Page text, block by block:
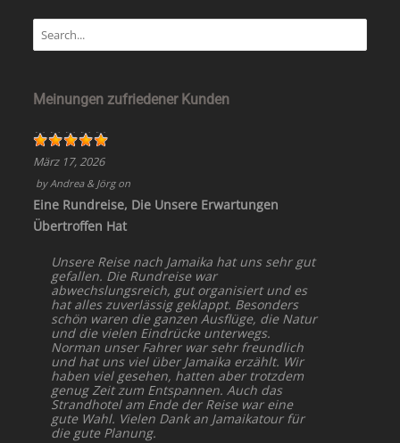
Meinungen zufriedener Kunden
März 17, 2026
byAndrea & Jörgon
Eine Rundreise, Die Unsere Erwartungen
Übertroffen Hat
Unsere Reise nach Jamaika hat uns sehr gut
gefallen. Die Rundreise war
abwechslungsreich, gut organisiert und es
hat alles zuverlässig geklappt. Besonders
schön waren die ganzen Ausflüge, die Natur
und die vielen Eindrücke unterwegs.
Norman unser Fahrer war sehr freundlich
und hat uns viel über Jamaika erzählt. Wir
haben viel gesehen, hatten aber trotzdem
genug Zeit zum Entspannen. Auch das
Strandhotel am Ende der Reise war eine
gute Wahl. Vielen Dank an Jamaikatour für
die gute Planung.